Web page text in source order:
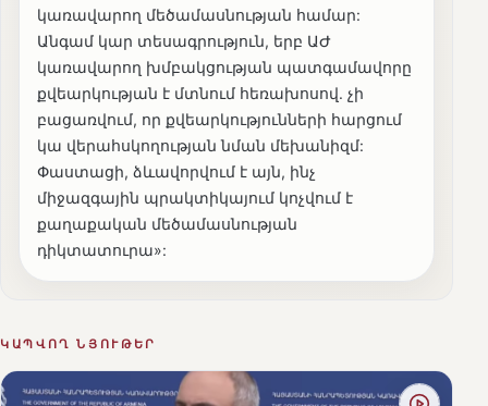
կառավարող մեծամասնության համար:
Անգամ կար տեսագրություն, երբ ԱԺ
կառավարող խմբակցության պատգամավորը
քվեարկության է մտնում հեռախոսով. չի
բացառվում, որ քվեարկությունների հարցում
կա վերահսկողության նման մեխանիզմ:
Փաստացի, ձևավորվում է այն, ինչ
միջազգային պրակտիկայում կոչվում է
քաղաքական մեծամասնության
դիկտատուրա»:
ԿԱՊՎՈՂ ՆՅՈՒԹԵՐ